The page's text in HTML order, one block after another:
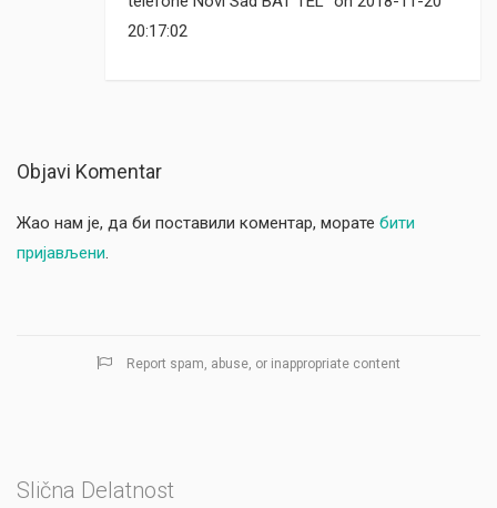
20:17:02
Objavi Komentar
Жао нам је, да би поставили коментар, морате бити
пријављени.
Report spam, abuse, or inappropriate content
Slična Delatnost